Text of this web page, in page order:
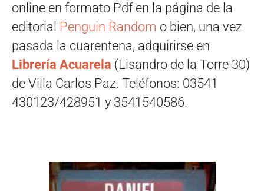
online en formato Pdf en la página de la
editorial Penguin Random o bien, una vez
pasada la cuarentena, adquirirse en
Librería Acuarela (Lisandro de la Torre 30)
de Villa Carlos Paz. Teléfonos: 03541
430123/428951 y 3541540586.